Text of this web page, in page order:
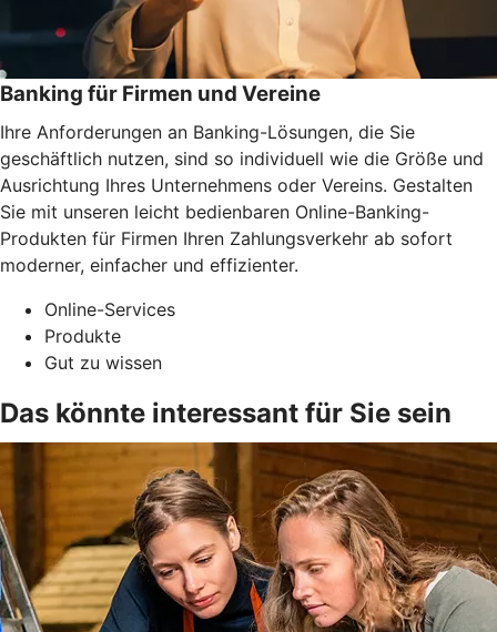
Banking für Firmen und Vereine
Ihre Anforderungen an Banking-Lösungen, die Sie
geschäftlich nutzen, sind so individuell wie die Größe und
Ausrichtung Ihres Unternehmens oder Vereins. Gestalten
Sie mit unseren leicht bedienbaren Online-Banking-
Produkten für Firmen Ihren Zahlungsverkehr ab sofort
moderner, einfacher und effizienter.
Online-Services
Produkte
Gut zu wissen
Das könnte interessant für Sie sein